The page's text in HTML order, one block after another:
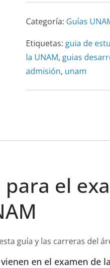
Categoría: Guías
Etiquetas: guia de
la UNAM, guias
admisión, unam
el
guía y las carreras del
vienen en el examen de